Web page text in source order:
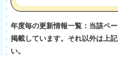
年度毎の更新情報一覧：当該ペ
掲載しています。それ以外は上
い。